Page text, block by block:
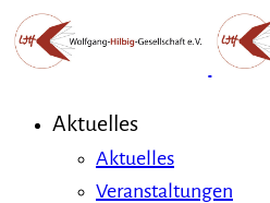
Aktuelles
Aktuelles
Veranstaltungen